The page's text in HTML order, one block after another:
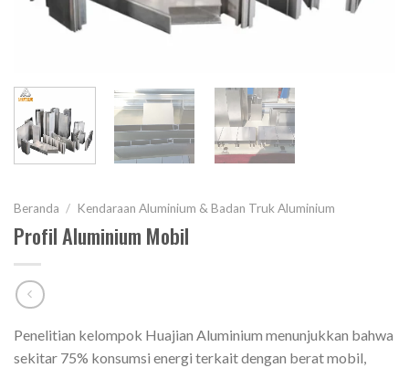
Beranda / Kendaraan Aluminium & Badan Truk Aluminium
Profil Aluminium Mobil
Penelitian kelompok Huajian Aluminium menunjukkan bahwa
sekitar 75% konsumsi energi terkait dengan berat mobil,